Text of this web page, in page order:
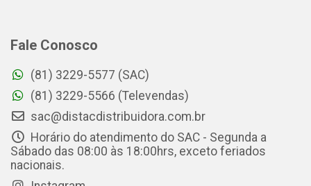
Fale Conosco
(81) 3229-5577 (SAC)
(81) 3229-5566 (Televendas)
sac@distacdistribuidora.com.br
Horário do atendimento do SAC - Segunda a
Sábado das 08:00 às 18:00hrs, exceto feriados
nacionais.